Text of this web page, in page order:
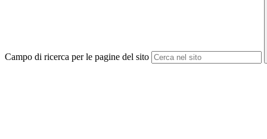
Campo di ricerca per le pagine del sito